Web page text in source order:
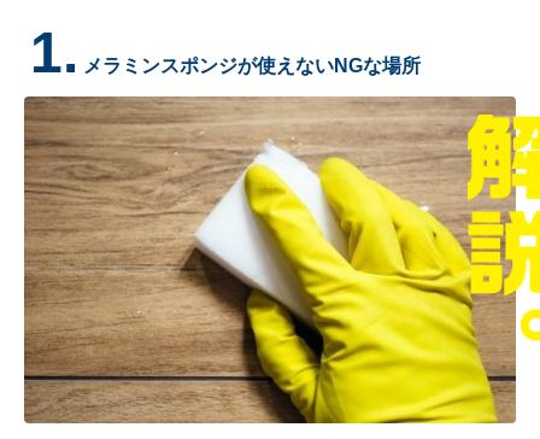
1. メラミンスポンジが使えないNGな場所